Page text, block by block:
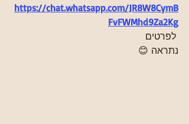
https://chat.whatsapp.com/JR8W8CymB
FvFWMhd9Za2Kg
נתראה 😊